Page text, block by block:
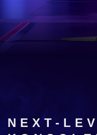
NEXT-